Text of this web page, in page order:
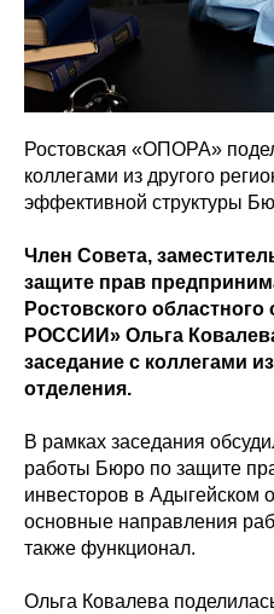
Ростовская «ОПОРА»
коллегами из другого
эффективной структуры
Член Совета,
защите прав
Ростовского
РОССИИ» Ольга
заседание с коллегами
отделения.
В рамках заседания
работы Бюро по защите
инвесторов в Адыгейском
основные направления
также функционал.
Ольга Ковалева